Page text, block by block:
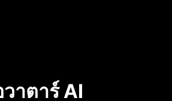
วาตาร์ AI